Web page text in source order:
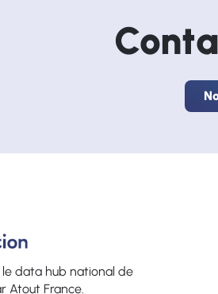
data hub national de
Atout France.